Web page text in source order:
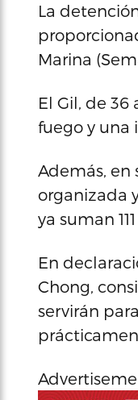
La
Marina
El Gil, de
fuego y una
Además, en
organizada
ya suman
En
Chong,
servirán